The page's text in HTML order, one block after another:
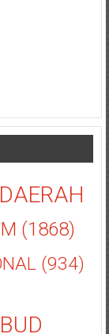
DAERAH
(1868)
(934)